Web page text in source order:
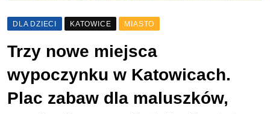
DLA DZIECI KATOWICE MIASTO
Trzy nowe miejsca
wypoczynku w Katowicach.
Plac zabaw dla maluszków,